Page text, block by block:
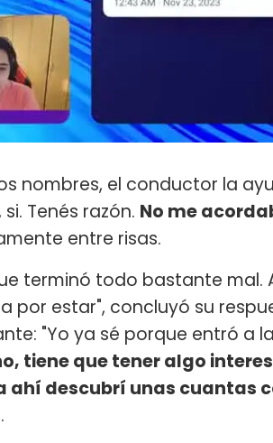
nombres, el conductor la
si. Tenés razón. No me
entre risas.
terminó todo bastante mal.
por estar", concluyó su
"Yo ya sé porque entró a
tiene que tener algo
ahí descubrí unas cuantas